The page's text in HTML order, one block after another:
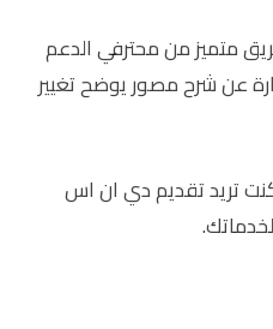
متميز من محترفي الدعم
عن شرح مصور يوضح تغيير
تريد تقديم دي ان اس